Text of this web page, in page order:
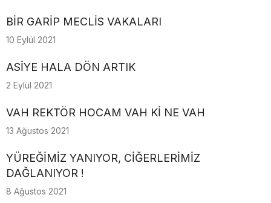
BİR GARİP MECLİS VAKALARI
10 Eylül 2021
ASİYE HALA DÖN ARTIK
2 Eylül 2021
VAH REKTÖR HOCAM VAH Kİ NE VAH
13 Ağustos 2021
YÜREĞİMİZ YANIYOR, CİĞERLERİMİZ
DAĞLANIYOR !
8 Ağustos 2021